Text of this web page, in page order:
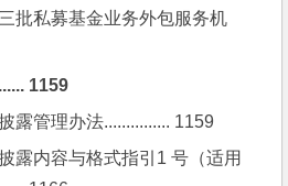
批私募基金业务外包服务机
1159
露管理办法............... 1159
露内容与格式指引1 号（适用